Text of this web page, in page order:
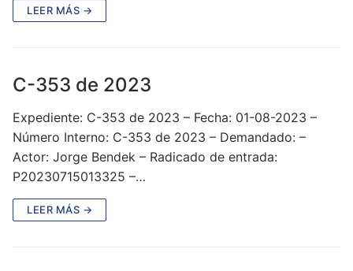
LEER MÁS →
C-353 de 2023
Expediente: C-353 de 2023 – Fecha: 01-08-2023 –
Número Interno: C-353 de 2023 – Demandado: –
Actor: Jorge Bendek – Radicado de entrada:
P20230715013325 –…
LEER MÁS →